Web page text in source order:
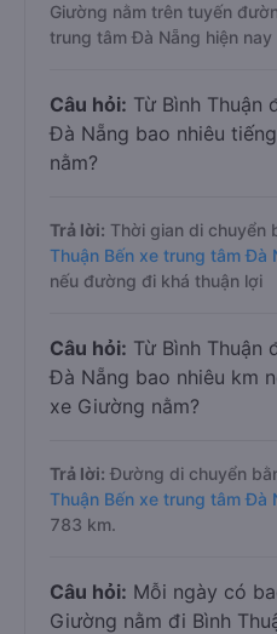
Giường nằm trên tuyến
trung tâm Đà Nẵng hiện nay
Câu hỏi: Từ Bình Thuận
Đà Nẵng bao nhiêu
nằm?
Trả lời: Thời gian di chuyển
Thuận Bến xe trung tâm Đà
nếu đường đi khá thuận lợi
Câu hỏi: Từ Bình Thuận
Đà Nẵng bao nhiêu km
xe Giường nằm?
Trả lời: Đường di chuyển
Thuận Bến xe trung tâm Đà
783 km.
Câu hỏi: Mỗi ngày có
Giường nằm đi Bình